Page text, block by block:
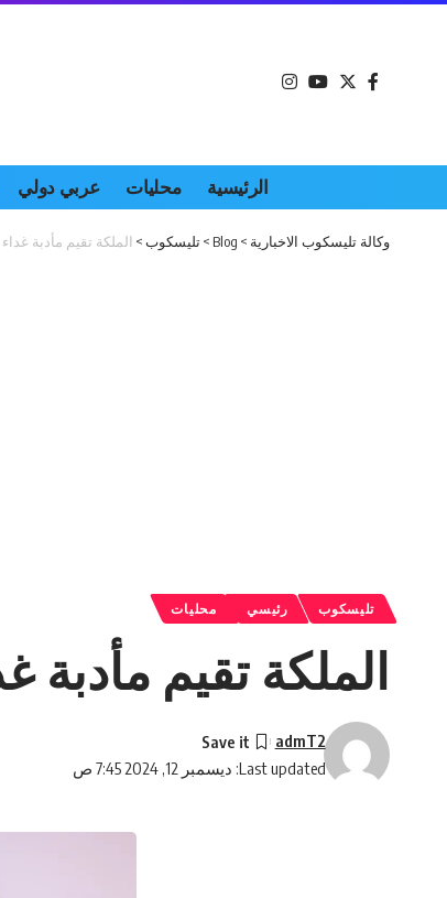
الرئيسية محليات عربي دولي
وكالة تليسكوب الاخبارية >
Blog
>تليسكوب> الملكة تقيم مأدبة
تليسكوب رئيسي محليات
الملكة تقيم
Last updated: ديسمبر 12, 2024 7:45 ص
admT2